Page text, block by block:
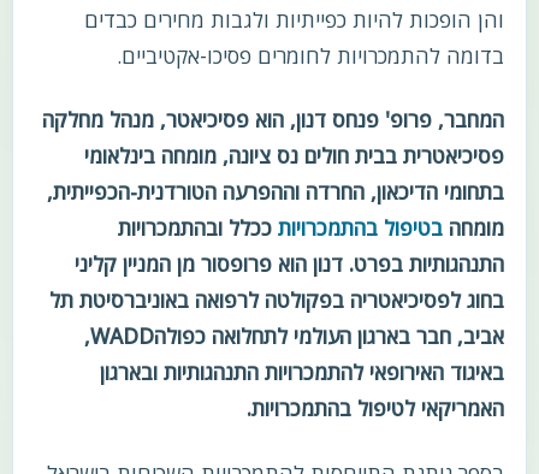
והן הופכות להיות כפייתיות ולגבות מחירים כבדים
בדומה להתמכרויות לחומרים פסיכו-אקטיביים.
המחבר, פרופ' פנחס דנון, הוא פסיכיאטר, מנהל מחלקה
פסיכיאטרית בבית חולים נס ציונה, מומחה בינלאומי
בתחומי הדיכאון, החרדה וההפרעה הטורדנית-הכפייתית,
מומחה בטיפול בהתמכרויות ככלל ובהתמכרויות
התנהגותיות בפרט. דנון הוא פרופסור מן המניין קליני
בחוג לפסיכיאטריה בפקולטה לרפואה באוניברסיטת תל
אביב, חבר בארגון העולמי לתחלואה כפולהWADD,
באיגוד האירופאי להתמכרויות התנהגותיות ובארגון
האמריקאי לטיפול בהתמכרויות.